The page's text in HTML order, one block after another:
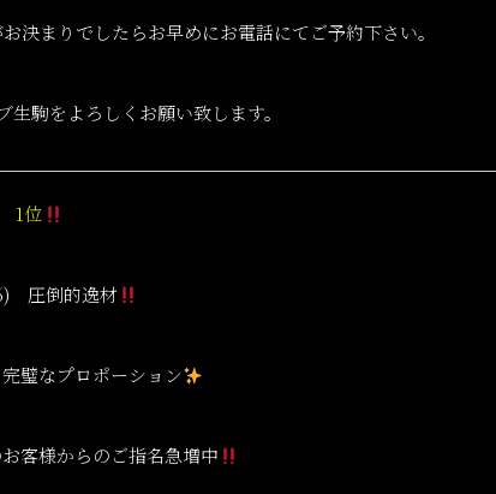
決まりでしたらお早めにお電話にてご予約下さい。
駒をよろしくお願い致します。
1位
圧倒的逸材
璧なプロポーション
客様からのご指名急増中